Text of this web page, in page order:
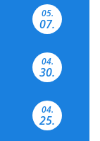
05.
07.
04.
30.
04.
25.